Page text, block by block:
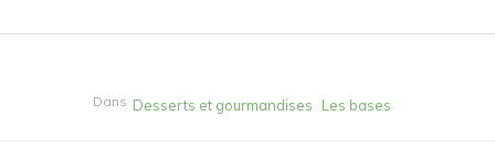
Dans Desserts et gourmandises Les bases